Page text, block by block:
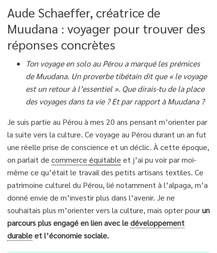
Aude Schaeffer, créatrice de
Muudana : voyager pour trouver des
réponses concrètes
Ton voyage en solo au Pérou a marqué les prémices
de Muudana. Un proverbe tibétain dit que « le voyage
est un retour à l’essentiel ». Que dirais-tu de la place
des voyages dans ta vie ? Et par rapport à Muudana ?
Je suis partie au Pérou à mes 20 ans pensant m’orienter par
la suite vers la culture. Ce voyage au Pérou durant un an fut
une réelle prise de conscience et un déclic. À cette époque,
on parlait de commerce équitable et j’ai pu voir par moi-
même ce qu’était le travail des petits artisans textiles. Ce
patrimoine culturel du Pérou, lié notamment à l’alpaga, m’a
donné envie de m’investir plus dans l’avenir. Je ne
souhaitais plus m’orienter vers la culture, mais opter pourun
parcours plus engagé en lien avec ledéveloppement
durableet l’économie sociale.